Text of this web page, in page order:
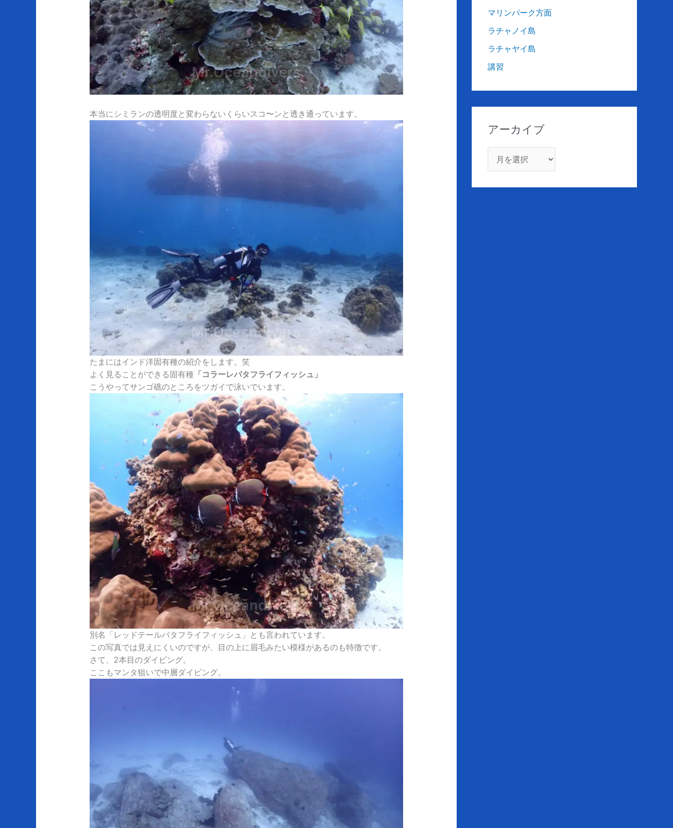
本当にシミランの透明度と変わらないくらいスコ〜ンと透き通っています。
たまにはインド洋固有種の紹介をします。笑
よく見ることができる固有種 「コラーレバタフライフィッシュ」
こうやってサンゴ礁のところをツガイで泳いでいます。
別名「レッドテールバタフライフィッシュ」とも言われています。
この写真では見えにくいのですが、目の上に眉毛みたい模様があるのも特徴です。
さて、2本目のダイビング。
ここもマンタ狙いで中層ダイビング。
マリンパーク方面
ラチャノイ島
ラチャヤイ島
講習
アーカイブ